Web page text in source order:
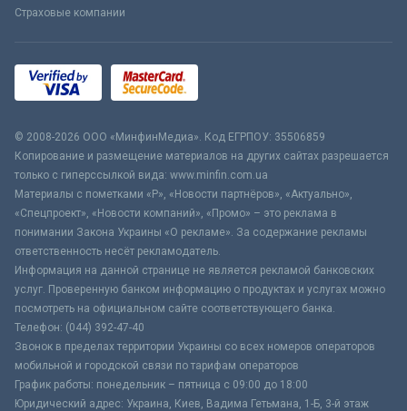
Страховые компании
© 2008-2026 ООО «МинфинМедиа». Код ЕГРПОУ: 35506859
Копирование и размещение материалов на других сайтах разрешается
только с гиперссылкой вида: www.minfin.com.ua
Материалы с пометками «Р», «Новости партнёров», «Актуально»,
«Спецпроект», «Новости компаний», «Промо» – это реклама в
понимании Закона Украины «О рекламе». За содержание рекламы
ответственность несёт рекламодатель.
Информация на данной странице не является рекламой банковских
услуг. Проверенную банком информацию о продуктах и услугах можно
посмотреть на официальном сайте соответствующего банка.
Телефон: (044) 392-47-40
Звонок в пределах территории Украины со всех номеров операторов
мобильной и городской связи по тарифам операторов
График работы: понедельник – пятница с 09:00 до 18:00
Юридический адрес: Украина, Киев, Вадима Гетьмана, 1-Б, 3-й этаж